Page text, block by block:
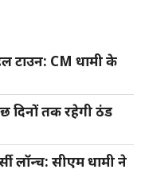
टाउन: CM धामी के
दिनों तक रहेगी ठंड
लॉन्च: सीएम धामी ने